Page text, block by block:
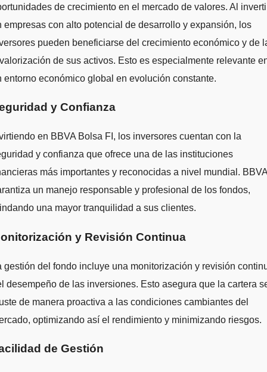
de crecimiento en el mercado de valores. Al
empresas con alto potencial de desarrollo y expansión, los
pueden beneficiarse del crecimiento económico y de
de sus activos. Esto es especialmente relevante
entorno económico global en evolución constante.
y Confianza
en BBVA Bolsa FI, los inversores cuentan con la
y confianza que ofrece una de las instituciones
más importantes y reconocidas a nivel mundial. BBVA
un manejo responsable y profesional de los fondos,
una mayor tranquilidad a sus clientes.
y Revisión Continua
gestión del fondo incluye una monitorización y revisión
desempeño de las inversiones. Esto asegura que la cartera
de manera proactiva a las condiciones cambiantes del
optimizando así el rendimiento y minimizando riesgos.
de Gestión